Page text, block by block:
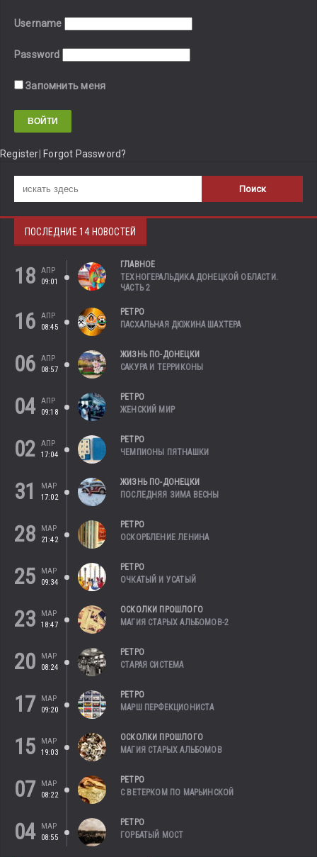
Username
Password
Запомнить меня
Register Forgot Password?
ПОСЛЕДНИЕ 14 НОВОСТЕЙ
18
АПР
09:01
ГЛАВНОЕ
ТЕХНОГЕРАЛЬДИКА ДОНЕЦКОЙ ОБЛАСТИ.
ЧАСТЬ 2
16
АПР
08:45
РЕТРО
ПАСХАЛЬНАЯ ДЮЖИНА ШАХТЕРА
06
АПР
08:57
ЖИЗНЬ ПО-ДОНЕЦКИ
САКУРА И ТЕРРИКОНЫ
04 АПР
09:18
РЕТРО
ЖЕНСКИЙ МИР
02
АПР
17:04
РЕТРО
ЧЕМПИОНЫ ПЯТНАШКИ
31
МАР
17:02
ЖИЗНЬ ПО-ДОНЕЦКИ
ПОСЛЕДНЯЯ ЗИМА ВЕСНЫ
28
МАР
21:42
РЕТРО
ОСКОРБЛЕНИЕ ЛЕНИНА
25
МАР
09:34
РЕТРО
ОЧКАТЫЙ И УСАТЫЙ
23
МАР
18:47
ОСКОЛКИ ПРОШЛОГО
МАГИЯ СТАРЫХ АЛЬБОМОВ-2
20
МАР
08:24
РЕТРО
СТАРАЯ СИСТЕМА
17
МАР
09:20
РЕТРО
МАРШ ПЕРФЕКЦИОНИСТА
15
МАР
19:03
ОСКОЛКИ ПРОШЛОГО
МАГИЯ СТАРЫХ АЛЬБОМОВ
07
МАР
08:22
РЕТРО
С ВЕТЕРКОМ ПО МАРЬИНСКОЙ
04
МАР
08:55
РЕТРО
ГОРБАТЫЙ МОСТ